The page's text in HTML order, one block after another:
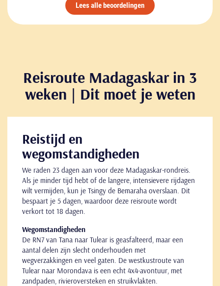
Lees alle beoordelingen
Reisroute Madagaskar in 3
weken | Dit moet je weten
Reistijd en
wegomstandigheden
We raden 23 dagen aan voor deze Madagaskar-rondreis.
Als je minder tijd hebt of de langere, intensievere rijdagen
wilt vermijden, kun je Tsingy de Bemaraha overslaan. Dit
bespaart je 5 dagen, waardoor deze reisroute wordt
verkort tot 18 dagen.
Wegomstandigheden
De RN7 van Tana naar Tulear is geasfalteerd, maar een
aantal delen zijn slecht onderhouden met
wegverzakkingen en veel gaten. De westkustroute van
Tulear naar Morondava is een echt 4x4-avontuur, met
zandpaden, rivieroversteken en struikvlakten.